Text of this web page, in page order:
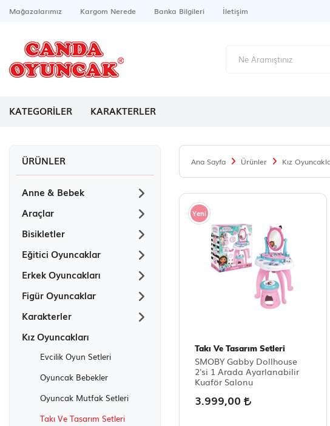
Mağazalarımız Kargom Nerede Banka Bilgileri İletişim
KATEGORİLER KARAKTERLER
ÜRÜNLER
Anne & Bebek
Araçlar
Bisikletler
Eğitici Oyuncaklar
Erkek Oyuncakları
Figür Oyuncaklar
Karakterler
Kız Oyuncakları
Evcilik Oyun Setleri
Oyuncak Bebekler
Oyuncak Mutfak Setleri
Takı Ve Tasarım Setleri
Ana Sayfa Ürünler Kız
Yeni
Takı Ve Tasarım Setleri
SMOBY Gabby Dollhouse
2'si 1 Arada Ayarlanabilir
Kuaför Salonu
3.999,00